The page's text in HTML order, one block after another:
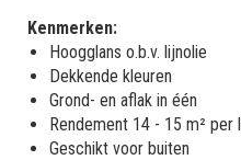
Kenmerken:
Hoogglans o.b.v. lijnolie
Dekkende kleuren
Grond- en aflak in één
Rendement 14 - 15 m² per
Geschikt voor buiten